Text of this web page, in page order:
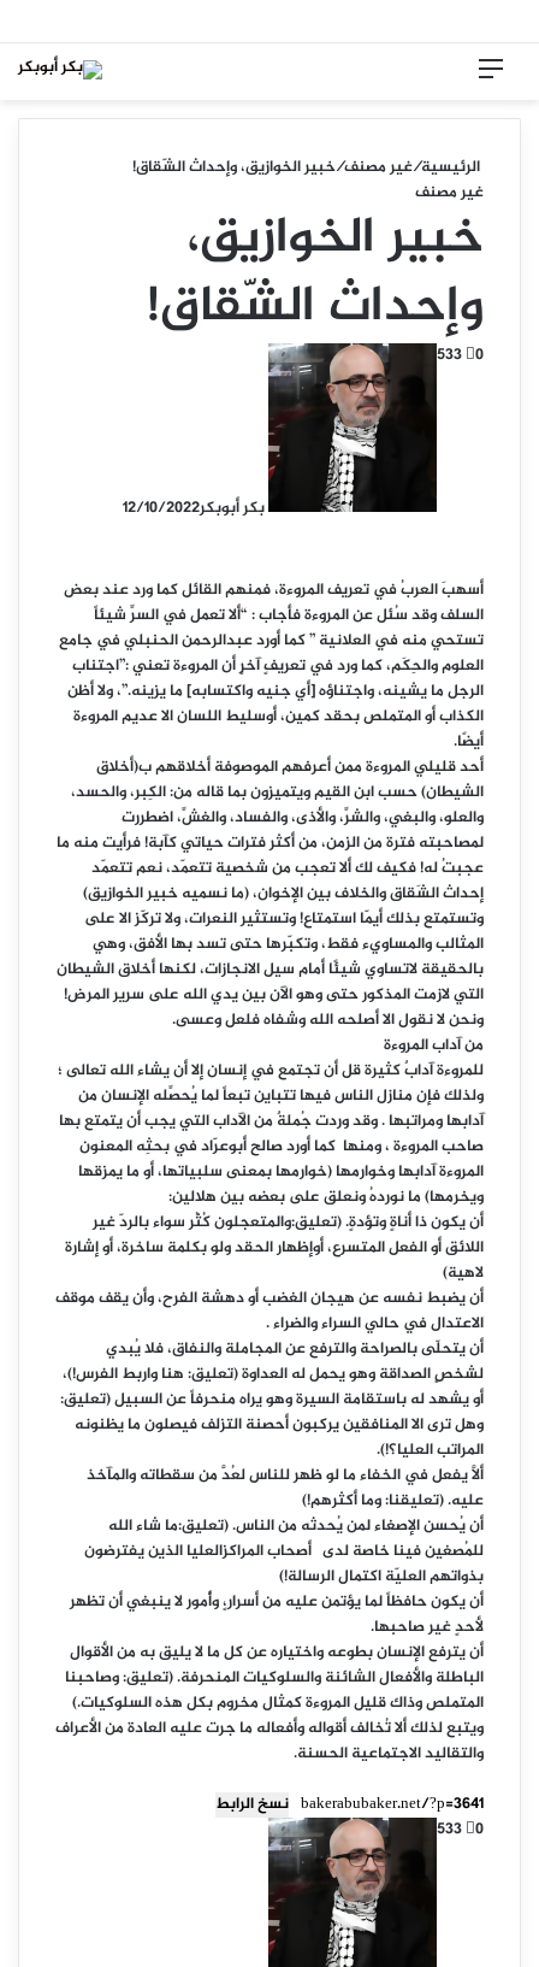
القائمة
الرئيسية/غير مصنف/خبير الخوازيق، وإحداث الشّقاق!
غير مصنف
خبير الخوازيق،
وإحداث الشّقاق!
بكر أبوبكر12/10/2022
0
أسهبَ العربُ في تعريف المروءة، فمنهم القائل كما ورد عند بعض
السلف وقد سُئل عن المروءة فأجاب : “ألا تعمل في السرِّ شيئاً
تستحي منه في العلانية ” كما أورد عبدالرحمن الحنبلي في جامع
العلوم والحِكَم، كما ورد في تعريفٍ آخرٍ أن المروءة تعني :”اجتناب
الرجل ما يشينه، واجتناؤه [أي جنيه واكتسابه] ما يزينه.”، ولا أظن
الكذاب أو المتملص بحقد كمين، أوسليط اللسان الا عديم المروءة
أيضًا.
أحد قليلي المروءة ممن أعرفهم الموصوفة أخلاقهم ب(أخلاق
الشيطان) حسب ابن القيم ويتميزون بما قاله من: الكِبر، والحسد،
والعلو، والبغي، والشرِّ، والأذى، والفساد، والغشِّ، اضطررت
لمصاحبته فترة من الزمن، من أكثر فترات حياتي كآبة! فرأيت منه ما
عجبتُ له! فكيف لك ألا تعجب من شخصية تتعمّد، نعم تتعمّد
إحداث الشَقاق والخلاف بين الإخوان، (ما نسميه خبير الخوازيق)
وتستمتع بذلك أيمّا استمتاع! وتستثير النعرات، ولا تركّز الا على
المثالب والمساويء فقط، وتكبّرها حتى تسد بها الأفق، وهي
بالحقيقة لاتساوي شيئًا أمام سيل الانجازات، لكنها أخلاق الشيطان
التي لازمت المذكور حتى وهو الآن بين يدي الله على سرير المرض!
ونحن لا نقول الا أصلحه الله وشفاه فلعل وعسى.
من آداب المروءة
للمروءة آدابٌ كثيرة قل أن تجتمع في إنسان إلا أن يشاء الله تعالى ؛
ولذلك فإن منازل الناس فيها تتباين تبعاً لما يُحصِّله الإنسان من
آدابها ومراتبها . وقد وردت جُملةٌ من الآداب التي يجب أن يتمتع بها
صاحب المروءة ، ومنها كماأورد صالح أبوعرّاد في بحثِه المعنون
المروءة آدابها وخوارمها (خوارمها بمعنى سلبياتها، أو ما يمزقها
ويخرمها) ما نوردهُ ونعلق على بعضه بين هلالين:
أن يكون ذا أناةٍ وتؤدةٍ.(تعليق:والمتعجلون كُثُر سواء بالردّ غير
اللائق أو الفعل المتسرع، أوإظهار الحقد ولو بكلمة ساخرة، أو إشارة
لاهية)
أن يضبط نفسه عن هيجان الغضب أو دهشة الفرح، وأن يقف موقف
الاعتدال في حالي السراء والضراء .
أن يتحلّى بالصراحة والترفع عن المجاملة والنفاق، فلا يُبدي
لشخصٍ الصداقة وهو يحمل له العداوة (تعليق: هنا واربط الفرس!)،
أو يشهد له باستقامة السيرة وهو يراه منحرفاً عن السبيل (تعليق:
وهل ترى الا المنافقين يركبون أحصنة التزلف فيصلون ما يظنونه
المراتب العليا؟!).
ألاَّ يفعل في الخفاء ما لو ظهر للناس لعُدَّ من سقطاته والمآخذ
عليه. (تعليقنا: وما أكثرهم!)
أن يُحسن الإصغاء لمن يُحدثه من الناس. (تعليق:ما شاء الله
للمُصغين فينا خاصة لدى أصحاب المراكزالعليا الذين يفترضون
بذواتهم العليّة اكتمال الرسالة!)
أن يكون حافظاً لما يؤتمن عليه من أسرار،ٍ وأُمور لا ينبغي أن تظهر
لأحدٍ غير صاحبها.
أن يترفع الإنسان بطوعه واختياره عن كل ما لا يليق به من الأقوال
الباطلة والأفعال الشائنة والسلوكيات المنحرفة. (تعليق: وصاحبنا
المتملص وذاك قليل المروءة كمثال مخروم بكل هذه السلوكيات.)
ويتبع لذلك ألا تُخالف أقواله وأفعاله ما جرت عليه العادة من الأعراف
والتقاليد الاجتماعية الحسنة.
نسخ الرابط
0